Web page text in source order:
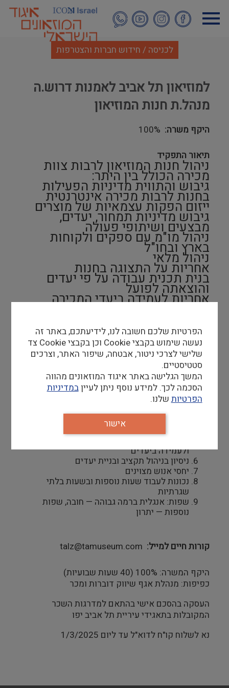
לתוכן
העיקרי
לכניסה / חידוש חברות והצטרפות
למוזיאון תל אביב לאמנות דרוש.ה
מנהל.ת חנות המוזיאון
היקף משרה 100%
תיאור התפקיד
ניהול חנות המוזיאון לרבות צוות
מכירה הכולל בין היתר:
גיבוש והתווית מדיניות הפעילות
בחנות לרבות מכירה אינטרנטית
ייזום הפקות עצמאיות של מוצרים
גיבוש מדיניות תמחור, יעדים,
מבצעים ושיתופי פעולה
ניהול מו"מ עם ספקים ולקוחות
בארץ ובחו"ל
ניהול מלאי
אחריות על התצוגה בחנות
בנית תכנית עבודה על פי יעדים
והוצאתה לפועל
אחריות לעמידה ביעדי המכירה
המחלקה והובלה מקצועית של צוות
המחלקה
דרישות סף
ניסיון בניהול מסחרי, הפקה מסחרית, ומכירה
אינטרנטית — חובה
ניסיון בניהול צוות — חובה
השכלה אקדמית/מקצועית רלוונטית — יתרון
ניסיון מסחרי בתחומי האמנות והעיצוב — יתרון
ולעמידה ביעדים
ניסיון בניהול תקציב ובניית יעדים
יחסי אנוש מצוינים
נכונות לעבוד שעות נוספות ובשעות בלתי
שגרתיות
שפות: אנגלית ברמה גבוהה — חובה, שפות
נוספות — יתרון
קורות חיים למייל talz@tamuseum.com
היקף המשרה: 100% (40 שעות שבועיות)
כפיפות: מנהלת אגף שיווק דוברות ומכר
העסקה בהסכם אישי בהתאם למדרגות השכר
המקובלות בתאגידי עיריית תל אביב יפו
נא לשלוח קו"ח לדוא"ל עד ליום 1/3/2025
הפרטיות שלכם חשובה לנו, לידיעתכם, באתר זה
נעשה שימוש בקבצי Cookie וכן בקבצי Cookie צד
שלישי לצרכי ניטור, אבטחה, שיפור האתר, וצרכים
סטטיסטיים.
המשך הגלישה באתר איגוד המוזאונים מהווה
הסכמה לכך. למידע נוסף ניתן לעייןבמדיניות
הפרטיות שלנו.
אישור